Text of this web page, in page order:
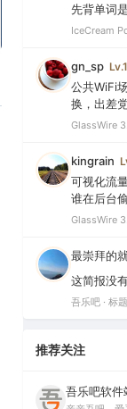
先背单词
gn_sp Lv.1
公共WiFi
换，出差
kingrain
可视化流
谁在后台
最崇拜的
这简报没
推荐关注
吾乐吧软件